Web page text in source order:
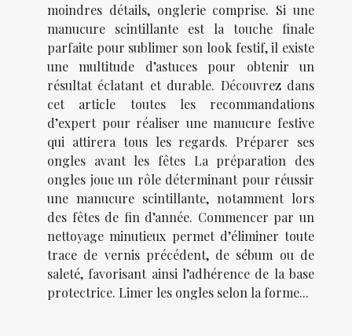
moindres détails, onglerie comprise. Si une
manucure scintillante est la touche finale
parfaite pour sublimer son look festif, il existe
une multitude d’astuces pour obtenir un
résultat éclatant et durable. Découvrez dans
cet article toutes les recommandations
d’expert pour réaliser une manucure festive
qui attirera tous les regards. Préparer ses
ongles avant les fêtes La préparation des
ongles joue un rôle déterminant pour réussir
une manucure scintillante, notamment lors
des fêtes de fin d’année. Commencer par un
nettoyage minutieux permet d’éliminer toute
trace de vernis précédent, de sébum ou de
saleté, favorisant ainsi l’adhérence de la base
protectrice. Limer les ongles selon la forme...